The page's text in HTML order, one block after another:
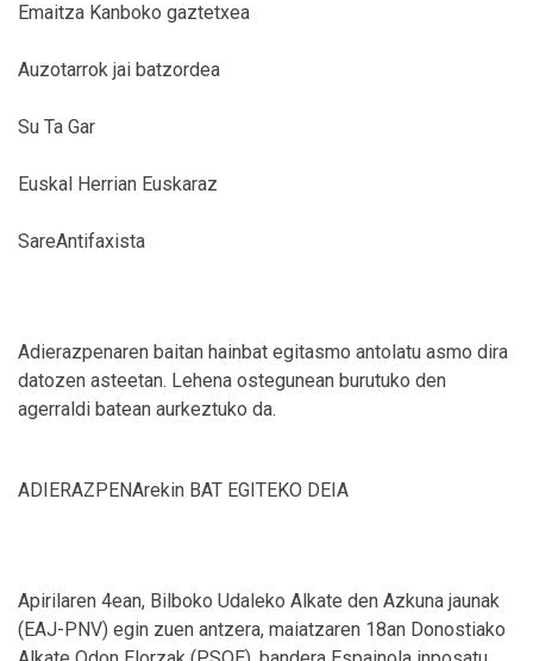
Emaitza Kanboko gaztetxea
Auzotarrok jai batzordea
Su Ta Gar
Euskal Herrian Euskaraz
SareAntifaxista
Adierazpenaren baitan hainbat egitasmo antolatu asmo dira
datozen asteetan. Lehena ostegunean burutuko den
agerraldi batean aurkeztuko da.
ADIERAZPENArekin BAT EGITEKO DEIA
Apirilaren 4ean, Bilboko Udaleko Alkate den Azkuna jaunak
(EAJ-PNV) egin zuen antzera, maiatzaren 18an Donostiako